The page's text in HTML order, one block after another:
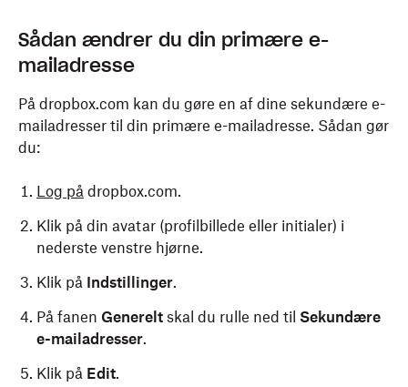
Sådan ændrer du din primære e-
mailadresse
På dropbox.com kan du gøre en af dine sekundære e-
mailadresser til din primære e-mailadresse. Sådan gør
du:
Log på dropbox.com.
Klik på din avatar (profilbillede eller initialer) i
nederste venstre hjørne.
Klik på Indstillinger.
På fanen Generelt skal du rulle ned til Sekundære
e-mailadresser.
Klik på Edit.